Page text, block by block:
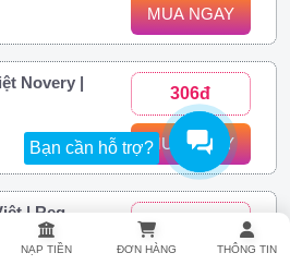
Bạn cần hỗ trợ?
NẠP TIỀN ĐƠN HÀNG THÔNG TIN
MUA NGAY
Novery |
306đ
MUA NGAY
| Reg